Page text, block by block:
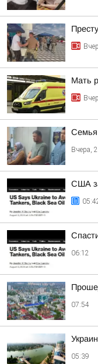
Мать
Семья
Вчера,
США
06:12
07:54
05:39